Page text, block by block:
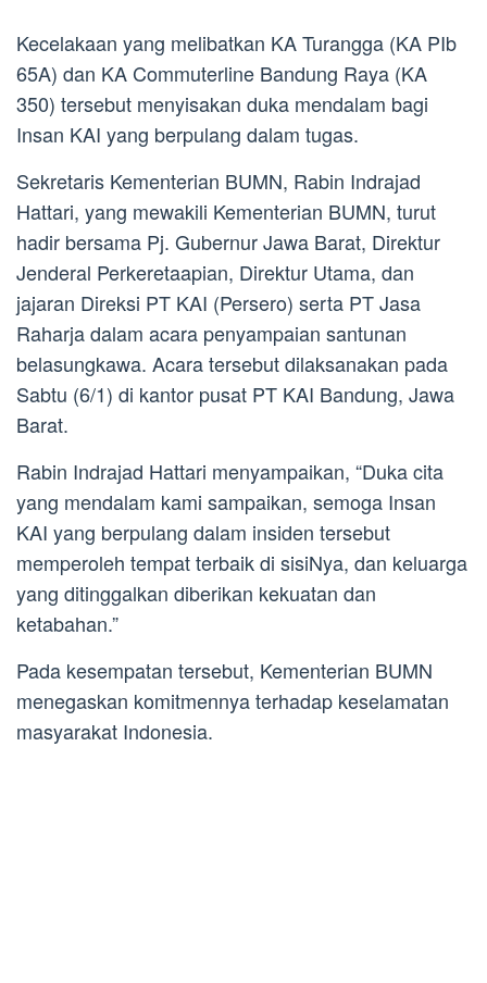
Kecelakaan yang melibatkan KA Turangga (KA PIb
65A) dan KA Commuterline Bandung Raya (KA
350) tersebut menyisakan duka mendalam bagi
Insan KAI yang berpulang dalam tugas.
Sekretaris Kementerian BUMN, Rabin Indrajad
Hattari, yang mewakili Kementerian BUMN, turut
hadir bersama Pj. Gubernur Jawa Barat, Direktur
Jenderal Perkeretaapian, Direktur Utama, dan
jajaran Direksi PT KAI (Persero) serta PT Jasa
Raharja dalam acara penyampaian santunan
belasungkawa. Acara tersebut dilaksanakan pada
Sabtu (6/1) di kantor pusat PT KAI Bandung, Jawa
Barat.
Rabin Indrajad Hattari menyampaikan, “Duka cita
yang mendalam kami sampaikan, semoga Insan
KAI yang berpulang dalam insiden tersebut
memperoleh tempat terbaik di sisiNya, dan keluarga
yang ditinggalkan diberikan kekuatan dan
ketabahan.”
Pada kesempatan tersebut, Kementerian BUMN
menegaskan komitmennya terhadap keselamatan
masyarakat Indonesia.